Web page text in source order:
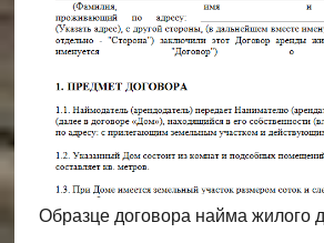
Образце договора найма жилого